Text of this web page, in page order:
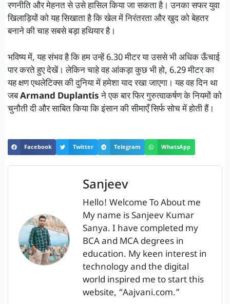
रणनीति और मेहनत से उसे हासिल किया जा सकता है। उनका सफर युवा
खिलाड़ियों को यह सिखाता है कि खेल में निरंतरता और खुद को बेहतर
बनाने की चाह सबसे बड़ा हथियार है।
भविष्य में, यह संभव है कि हम उन्हें 6.30 मीटर या उससे भी अधिक ऊँचाई
पार करते हुए देखें। लेकिन चाहे वह आंकड़ा कुछ भी हो, 6.29 मीटर का
यह क्षण एथलेटिक्स की दुनिया में हमेशा याद रखा जाएगा। यह वह दिन था
जबArmand Duplantisने एक बार फिर गुरुत्वाकर्षण के नियमों को
चुनौती दी और साबित किया कि इंसान की सीमाएँ सिर्फ सोच में होती हैं।
Facebook Twitter Telegram WhatsApp
Sanjeev
Hello! Welcome To About me
My name is Sanjeev Kumar
Sanya. I have completed my
BCA and MCA degrees in
education. My keen interest in
technology and the digital
world inspired me to start this
website, “Aajvani.com.”